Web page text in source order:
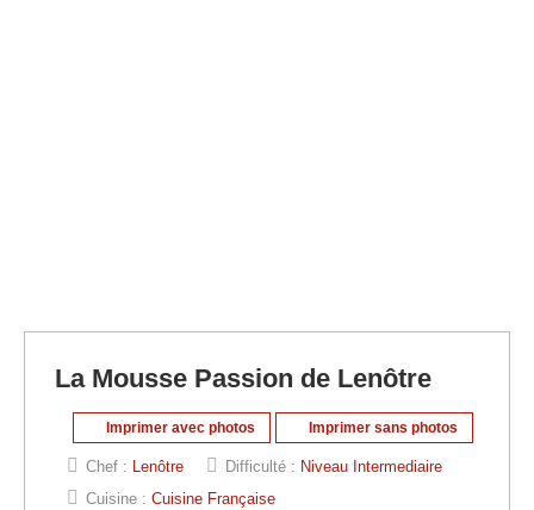
La Mousse Passion de Lenôtre
Imprimer avec photos Imprimer sans photos
Chef : Lenôtre Difficulté : Niveau Intermediaire
Cuisine : Cuisine Française